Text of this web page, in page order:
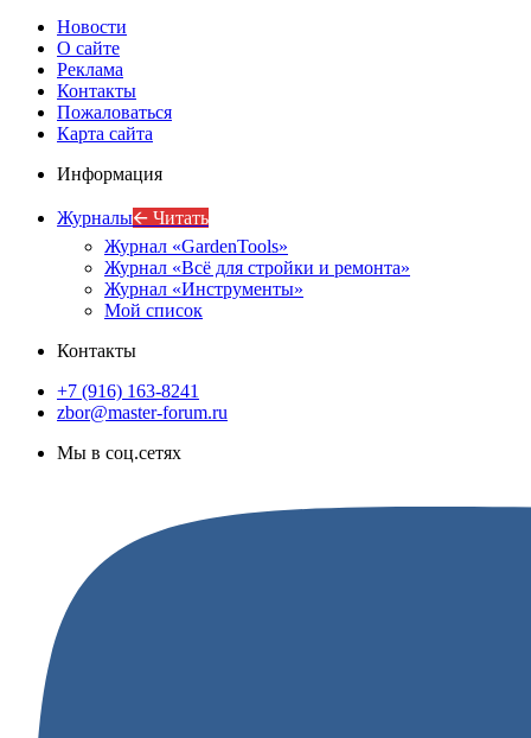
Новости
О сайте
Реклама
Контакты
Пожаловаться
Карта сайта
Информация
Журналы🡨 Читать
Журнал «GardenTools»
Журнал «Всё для стройки и ремонта»
Журнал «Инструменты»
Мой список
Контакты
+7 (916) 163-8241
zbor@master-forum.ru
Мы в соц.сетях